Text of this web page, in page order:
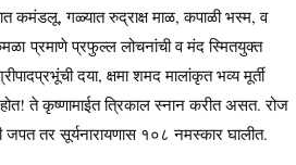
कमंडलू, गळ्यात रुद्राक्ष माळ, कपाळी भस्म, व
प्रमाणे प्रफुल्ल लोचनांची व मंद स्मितयुक्त
दया, क्षमा शमद मालांकृत भव्य मूर्ती
ते कृष्णामाईत त्रिकाल स्नान करीत असत. रोज
जपत तर सूर्यनारायणास १०८ नमस्कार घालीत.